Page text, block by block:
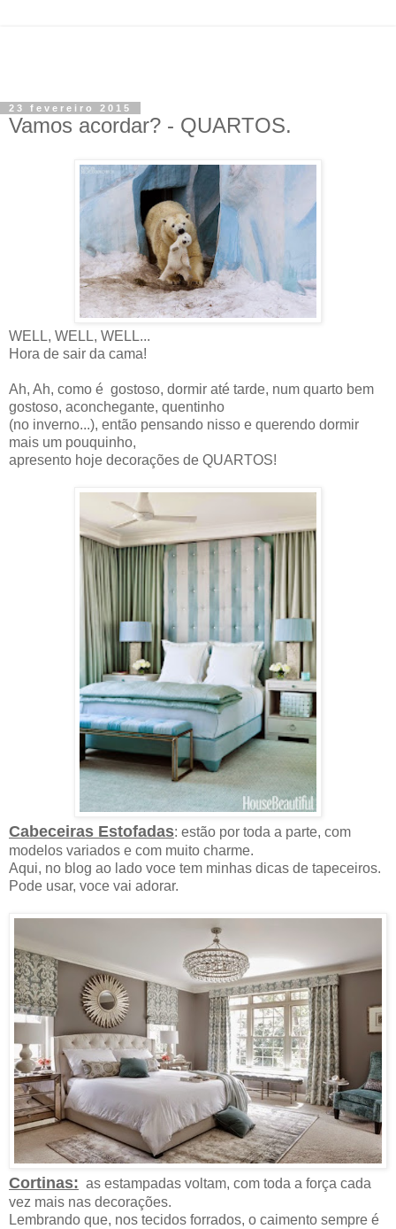
23 fevereiro 2015
Vamos acordar? - QUARTOS.
WELL, WELL, WELL...
Hora de sair da cama!
Ah, Ah, como é gostoso, dormir até tarde, num quarto bem
gostoso, aconchegante, quentinho
(no inverno...), então pensando nisso e querendo dormir
mais um pouquinho,
apresento hoje decorações de QUARTOS!
Cabeceiras Estofadas: estão por toda a parte, com
modelos variados e com muito charme.
Aqui, no blog ao lado voce tem minhas dicas de tapeceiros.
Pode usar, voce vai adorar.
Cortinas: as estampadas voltam, com toda a força cada
vez mais nas decorações.
Lembrando que, nos tecidos forrados, o caimento sempre é